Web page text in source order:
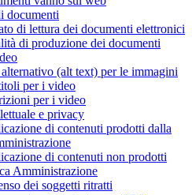
documenti
di lettura dei documenti elettronici
di produzione dei documenti
(alt text) per le immagini
per i video
per i video
e privacy
di contenuti prodotti dalla
di contenuti non prodotti
Amministrazione
dei soggetti ritratti